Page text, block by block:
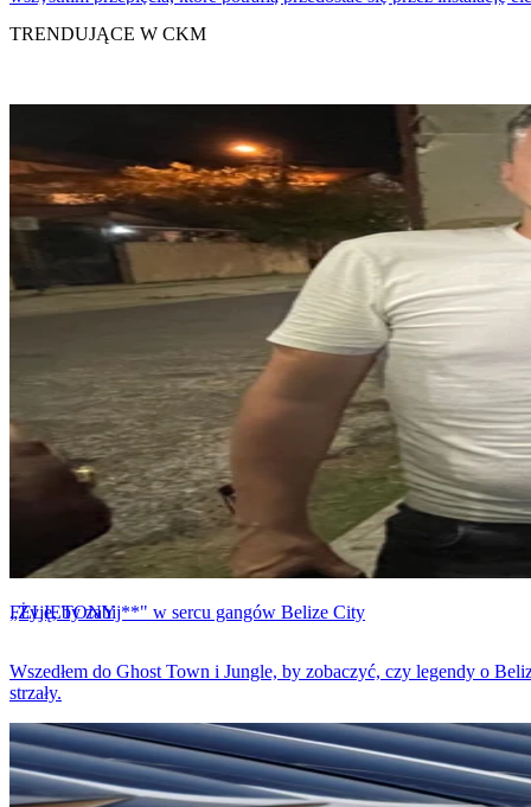
TRENDUJĄCE W CKM
FELIETONY
„Żyję, by zabij**" w sercu gangów Belize City
Wszedłem do Ghost Town i Jungle, by zobaczyć, czy legendy o
strzały.